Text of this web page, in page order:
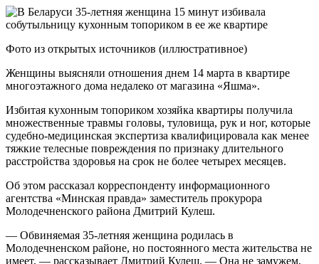
Фото из открытых источников (иллюстративное)
Женщины выясняли отношения днем 14 марта в квартире
многоэтажного дома недалеко от магазина «Яшма».
Избитая кухонным топориком хозяйка квартиры получила
множественные травмы головы, туловища, рук и ног, которые
судебно-медицинская экспертиза квалифицировала как менее
тяжкие телесные повреждения по признаку длительного
расстройства здоровья на срок не более четырех месяцев.
Об этом рассказал корреспонденту информационного
агентства «Минская правда» заместитель прокурора
Молодечненского района Дмитрий Кулеш.
— Обвиняемая 35-летняя женщина родилась в
Молодечненском районе, но постоянного места жительства не
имеет, — рассказывает Дмитрий Кулеш. — Она не замужем,